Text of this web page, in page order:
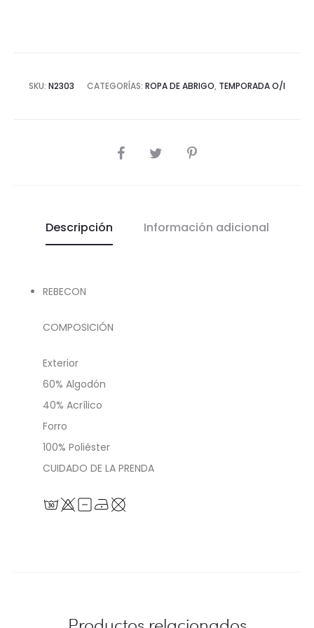
SKU: N2303 CATEGORÍAS: ROPA DE ABRIGO, TEMPORADA O/I
COMPARTIR
Descripción Información adicional
REBECON
COMPOSICIÓN
Exterior
60% Algodón
40% Acrílico
Forro
100% Poliéster
CUIDADO DE LA PRENDA